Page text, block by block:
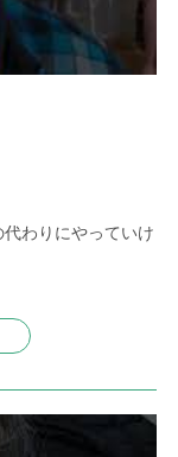
わりにやっていけ